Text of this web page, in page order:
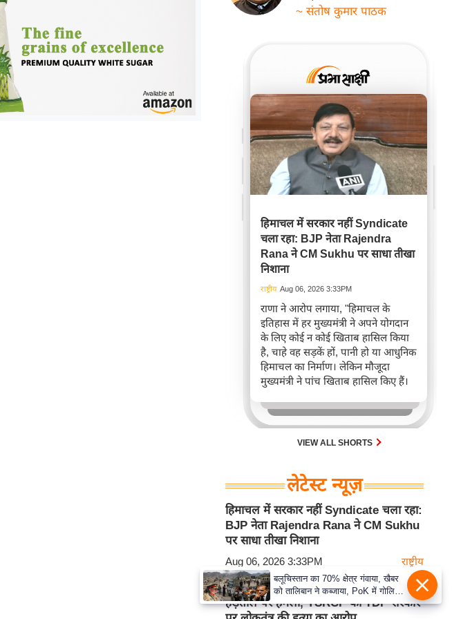
~ संतोष कुमार पाठक
हिमाचल में सरकार नहीं Syndicate
चला रहा: BJP नेता Rajendra
Rana ने CM Sukhu पर साधा तीखा
निशाना
राष्ट्रीय Aug 06, 2026 3:33PM
राणा ने आरोप लगाया, "हिमाचल के
इतिहास में हर मुख्यमंत्री ने अपने योगदान
के लिए कोई न कोई खिताब हासिल किया
है, चाहे वह सड़कें हों, पानी हो या आधुनिक
हिमाचल का निर्माण। लेकिन मौजूदा
मुख्यमंत्री ने पांच खिताब हासिल किए हैं।
VIEW ALL SHORTS
लेटेस्ट न्यूज़
हिमाचल में सरकार नहीं Syndicate चला रहा:
BJP नेता Rajendra Rana ने CM Sukhu
पर साधा तीखा निशाना
Aug 06, 2026 3:33PM राष्ट्रीय
DSC-2025 Recruitment Scam: भूख
हड़ताल पर हमला, YSRCP का TDP सरकार
बलूचिस्तान का 70% क्षेत्र गंवाया, खैबर
को तालिबान ने कब्जाया, PoK में गोलियों
से आवाज को दबाया, किस पाकिस्तान पर
हुकूमत कर रहे मुनीर-शहबाज?